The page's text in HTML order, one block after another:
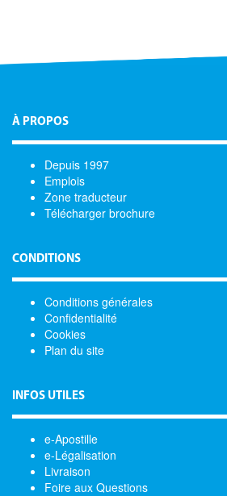
À PROPOS
Depuis 1997
Emplois
Zone traducteur
Télécharger brochure
CONDITIONS
Conditions générales
Confidentialité
Cookies
Plan du site
INFOS UTILES
e-Apostille
e-Légalisation
Livraison
Foire aux Questions